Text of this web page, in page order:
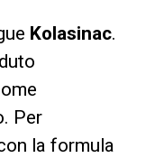
Kolasinac.
Per
la formula